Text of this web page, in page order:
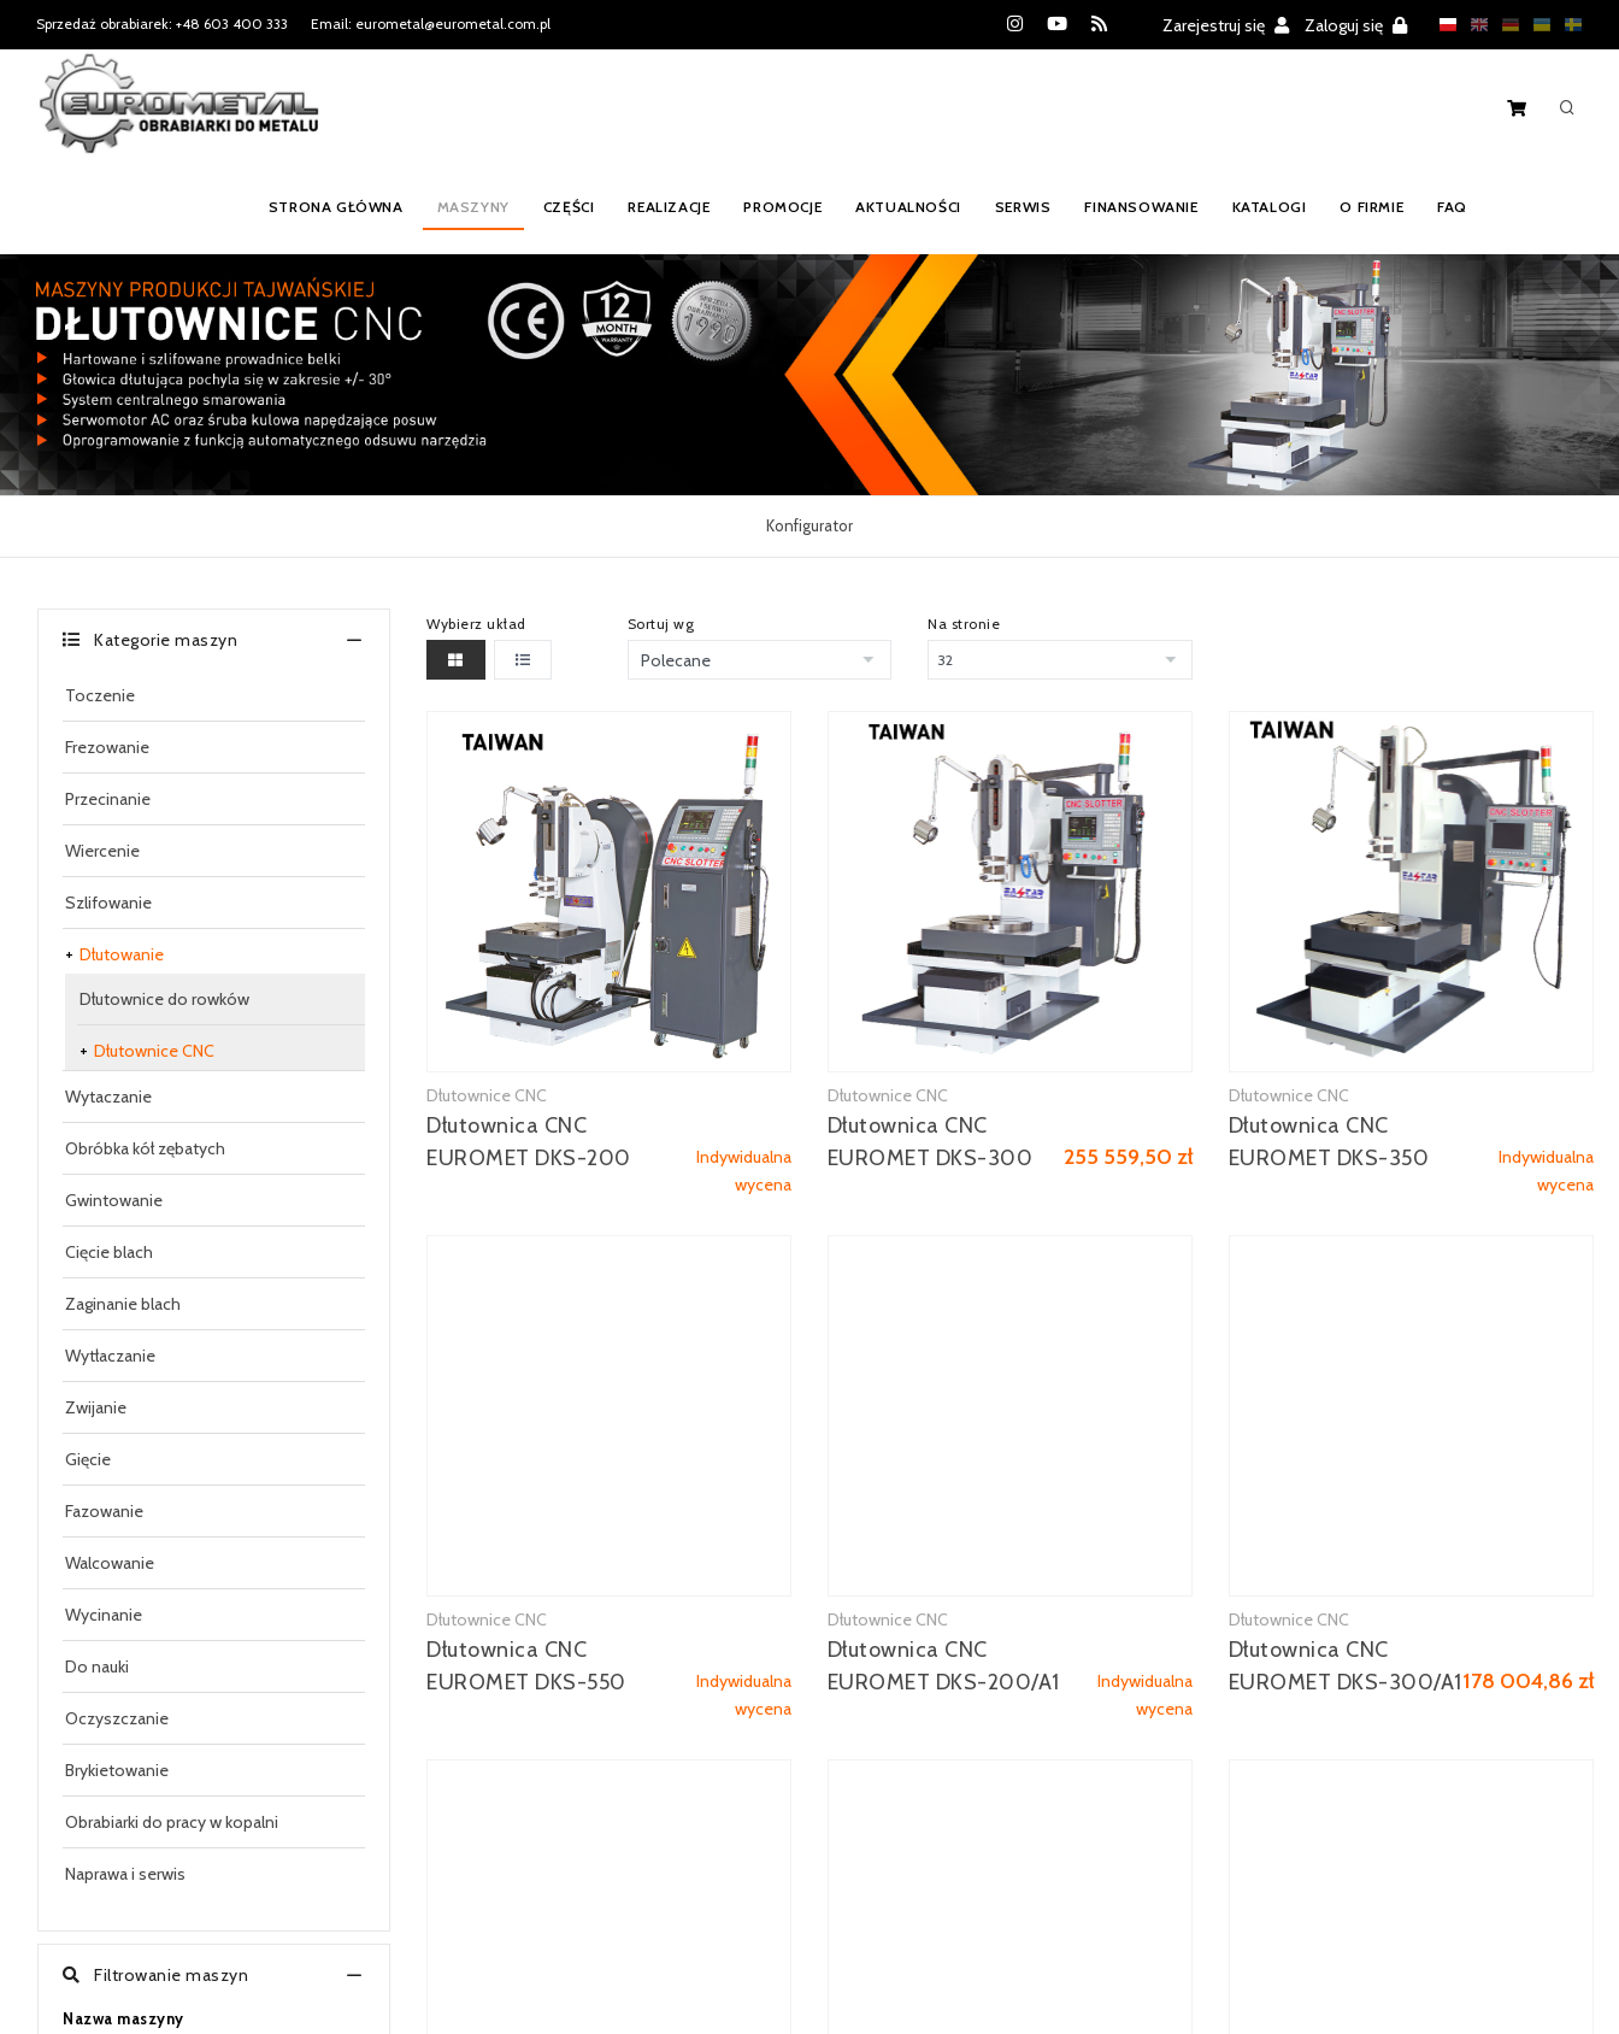
Sprzedaż obrabiarek: +48 603 400 333 Email: eurometal@eurometal.com.pl Zarejestruj się Zaloguj się
STRONA GŁÓWNA MASZYNY CZĘŚCI REALIZACJE PROMOCJE AKTUALNOŚCI SERWIS FINANSOWANIE KATALOGI O FIRMIE FAQ
Konfigurator
Kategorie maszyn
Toczenie
Frezowanie
Przecinanie
Wiercenie
Szlifowanie
Dłutowanie
Dłutownice do rowków
Dłutownice CNC
Wytaczanie
Obróbka kół zębatych
Gwintowanie
Cięcie blach
Zaginanie blach
Wytłaczanie
Zwijanie
Gięcie
Fazowanie
Walcowanie
Wycinanie
Do nauki
Oczyszczanie
Brykietowanie
Obrabiarki do pracy w kopalni
Naprawa i serwis
Filtrowanie maszyn
Nazwa maszyny
Wybierz układ Sortuj wg Na stronie
Dłutownice CNC
Dłutownica CNC
EUROMET DKS-200
Indywidualna
wycena
Dłutownice CNC
Dłutownica CNC
EUROMET DKS-300
255 559,50 zł
Dłutownice CNC
Dłutownica CNC
EUROMET DKS-350
Indywidualna
wycena
Dłutownice CNC
Dłutownica CNC
EUROMET DKS-550
Indywidualna
wycena
Dłutownice CNC
Dłutownica CNC
EUROMET DKS-200/A1
Indywidualna
wycena
Dłutownice CNC
Dłutownica CNC
EUROMET DKS-300/A1178 004,86 zł